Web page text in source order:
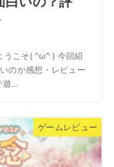
うこそ( ^ω^ ) 今回紹
のか感想・レビュー
...
ゲームレビュー